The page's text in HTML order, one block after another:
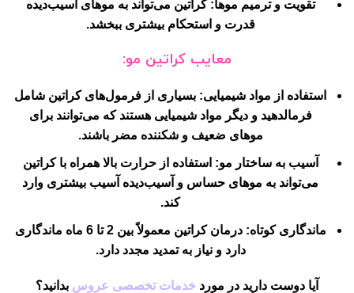
تقویت و ترمیم موها: کراتین می‌تواند به موهای آسیب‌دیده
قدرت و استحکام بیشتری ببخشد.
معایب کراتین مو:
استفاده از مواد شیمیایی: بسیاری از فرمول‌های کراتین شامل
فرمالدهید و دیگر مواد شیمیایی هستند که می‌توانند برای
موهای ضعیف و شکننده مضر باشند.
آسیب به ساختار مو: استفاده از حرارت بالا همراه با کراتین
می‌تواند به موهای حساس و آسیب‌دیده آسیب بیشتری وارد
کند.
ماندگاری کوتاه:
درمان کراتین معمولاً بین 2 تا 6 ماه ماندگاری
دارد و نیاز به تمدید مجدد دارد.
آیا دوست دارید در مورد خدمات تخصصی عروس بدانید؟